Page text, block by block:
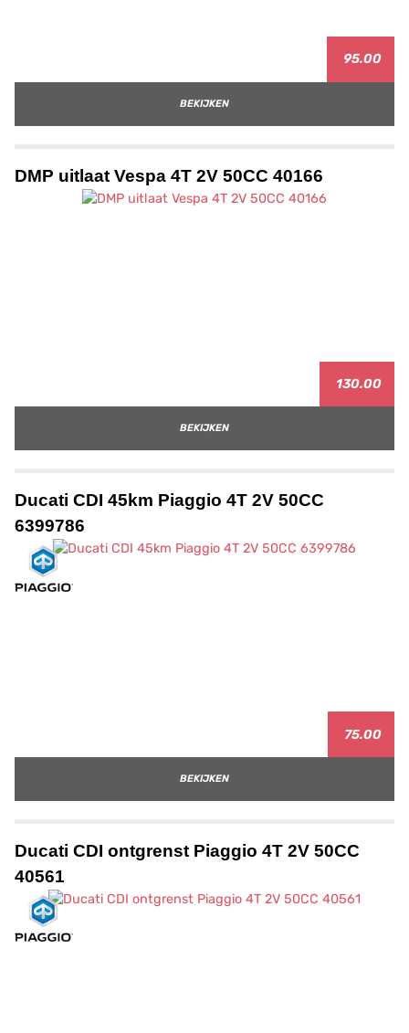
95.00
BEKIJKEN
DMP uitlaat Vespa 4T 2V 50CC 40166
130.00
BEKIJKEN
Ducati CDI 45km Piaggio 4T 2V 50CC
6399786
75.00
BEKIJKEN
Ducati CDI ontgrenst Piaggio 4T 2V 50CC
40561